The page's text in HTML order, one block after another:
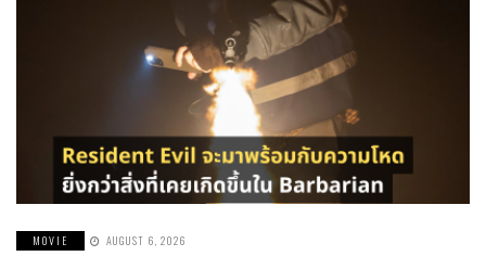
MOVIE AUGUST 6, 2026